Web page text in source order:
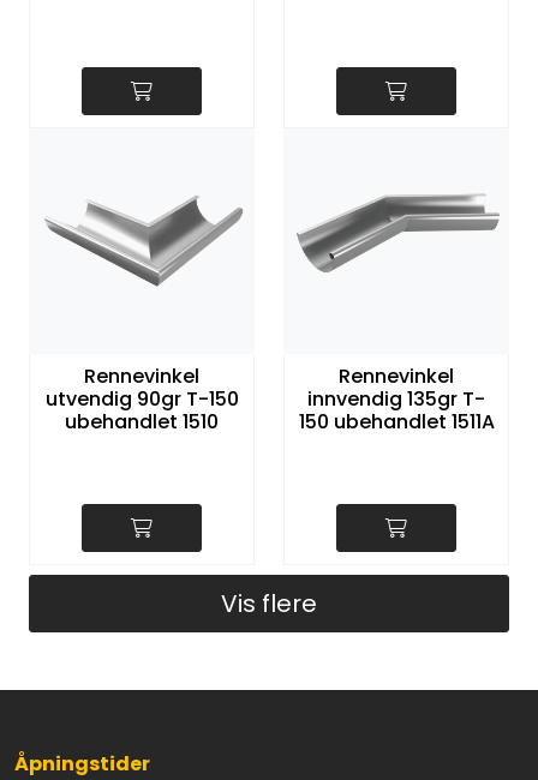
Rennevinkel
utvendig 90gr T-150
ubehandlet 1510
Rennevinkel
innvendig 135gr T-
150 ubehandlet 1511A
Vis flere
Åpningstider